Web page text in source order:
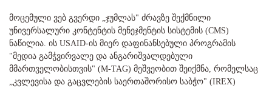
მოცემული ვებ გვერდი „ჯუმლას" ძრავზე შექმნილი
უნივერსალური კონტენტის მენეჯმენტის სისტემის (CMS)
ნაწილია. ის USAID-ის მიერ დაფინანსებული პროგრამის
"მედია გამჭვირვალე და ანგარიშვალდებული
მმართველობისთვის" (M-TAG) მეშვეობით შეიქმნა, რომელსაც
„კვლევისა და გაცვლების საერთაშორისო საბჭო" (IREX)